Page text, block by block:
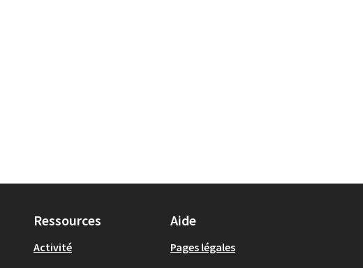
Ressources
Activité
Aide
Pages légales